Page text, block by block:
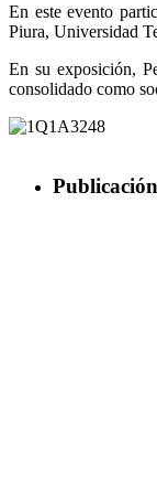
En este evento
Piura, Universidad
En su exposición,
consolidado como